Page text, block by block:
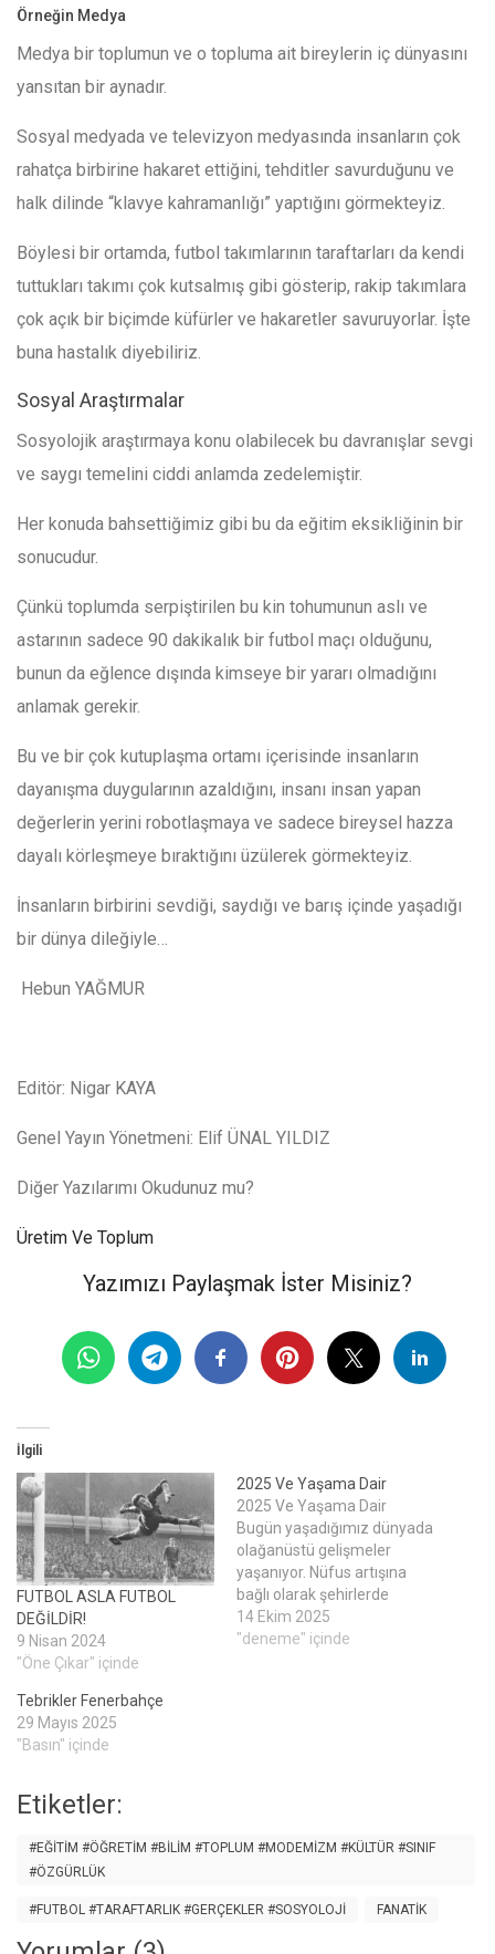
Örneğin Medya
Medya bir toplumun ve o topluma ait bireylerin iç dünyasını
yansıtan bir aynadır.
Sosyal medyada ve televizyon medyasında insanların çok
rahatça birbirine hakaret ettiğini, tehditler savurduğunu ve
halk dilinde “klavye kahramanlığı” yaptığını görmekteyiz.
Böylesi bir ortamda, futbol takımlarının taraftarları da kendi
tuttukları takımı çok kutsalmış gibi gösterip, rakip takımlara
çok açık bir biçimde küfürler ve hakaretler savuruyorlar. İşte
buna hastalık diyebiliriz.
Sosyal Araştırmalar
Sosyolojik araştırmaya konu olabilecek bu davranışlar sevgi
ve saygı temelini ciddi anlamda zedelemiştir.
Her konuda bahsettiğimiz gibi bu da eğitim eksikliğinin bir
sonucudur.
Çünkü toplumda serpiştirilen bu kin tohumunun aslı ve
astarının sadece 90 dakikalık bir futbol maçı olduğunu,
bunun da eğlence dışında kimseye bir yararı olmadığını
anlamak gerekir.
Bu ve bir çok kutuplaşma ortamı içerisinde insanların
dayanışma duygularının azaldığını, insanı insan yapan
değerlerin yerini robotlaşmaya ve sadece bireysel hazza
dayalı körleşmeye bıraktığını üzülerek görmekteyiz.
İnsanların birbirini sevdiği, saydığı ve barış içinde yaşadığı
bir dünya dileğiyle…
Hebun YAĞMUR
Editör: Nigar KAYA
Genel Yayın Yönetmeni: Elif ÜNAL YILDIZ
Diğer Yazılarımı Okudunuz mu?
Üretim Ve Toplum
Yazımızı Paylaşmak İster Misiniz?
İlgili
FUTBOL ASLA FUTBOL
DEĞİLDİR!
9 Nisan 2024
"Öne Çıkar" içinde
2025 Ve Yaşama Dair
2025 Ve Yaşama Dair
Bugün yaşadığımız dünyada
olağanüstü gelişmeler
yaşanıyor. Nüfus artışına
bağlı olarak şehirlerde
yaşanan insan yığını
beraberinde çok ciddi
14 Ekim 2025
"deneme" içinde
Tebrikler Fenerbahçe
29 Mayıs 2025
"Basın" içinde
Etiketler:
#EĞITIM #ÖĞRETIM #BILIM #TOPLUM #MODEMIZM #KÜLTÜR #SINIF
#ÖZGÜRLÜK
#FUTBOL #TARAFTARLIK #GERÇEKLER #SOSYOLOJI FANATIK